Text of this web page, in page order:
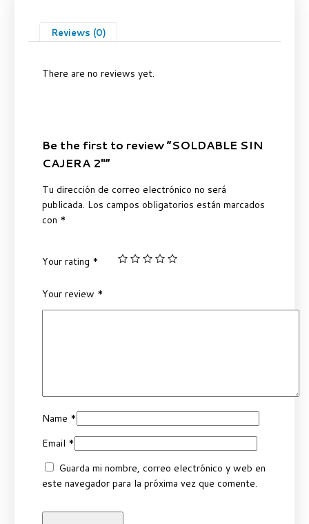
Reviews (0)
There are no reviews yet.
Be the first to review “SOLDABLE SIN
CAJERA 2″”
Tu dirección de correo electrónico no será
publicada. Los campos obligatorios están marcados
con *
Your rating *
Your review *
Name *
Email *
Guarda mi nombre, correo electrónico y web en
este navegador para la próxima vez que comente.